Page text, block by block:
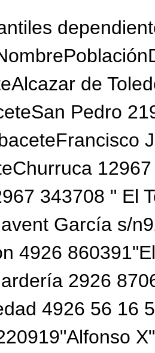
de
Pedro
343708 " El
García s/
4926
2926
4926 56 16